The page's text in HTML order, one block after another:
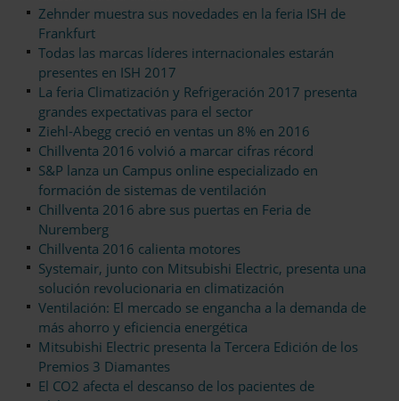
Zehnder muestra sus novedades en la feria ISH de
Frankfurt
Todas las marcas líderes internacionales estarán
presentes en ISH 2017
La feria Climatización y Refrigeración 2017 presenta
grandes expectativas para el sector
Ziehl-Abegg creció en ventas un 8% en 2016
Chillventa 2016 volvió a marcar cifras récord
S&P lanza un Campus online especializado en
formación de sistemas de ventilación
Chillventa 2016 abre sus puertas en Feria de
Nuremberg
Chillventa 2016 calienta motores
Systemair, junto con Mitsubishi Electric, presenta una
solución revolucionaria en climatización
Ventilación: El mercado se engancha a la demanda de
más ahorro y eficiencia energética
Mitsubishi Electric presenta la Tercera Edición de los
Premios 3 Diamantes
El CO2 afecta el descanso de los pacientes de